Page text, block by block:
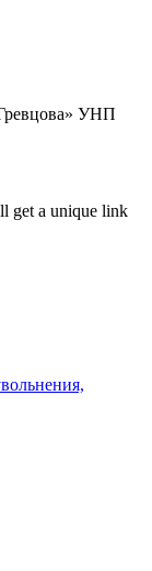
УНП
get a unique link